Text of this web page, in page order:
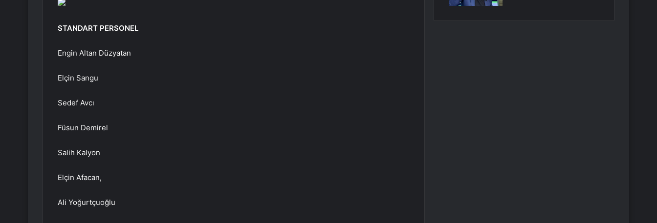
STANDART PERSONEL
Engin Altan Düzyatan
Elçin Sangu
Sedef Avcı
Füsun Demirel
Salih Kalyon
Elçin Afacan,
Ali Yoğurtçuoğlu